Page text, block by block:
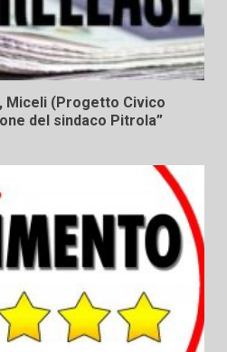
Miceli (Progetto Civico
del sindaco Pitrola”